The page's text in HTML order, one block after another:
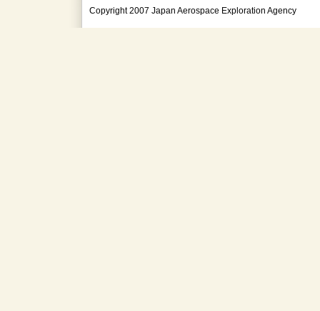
Copyright 2007 Japan Aerospace Exploration Agency